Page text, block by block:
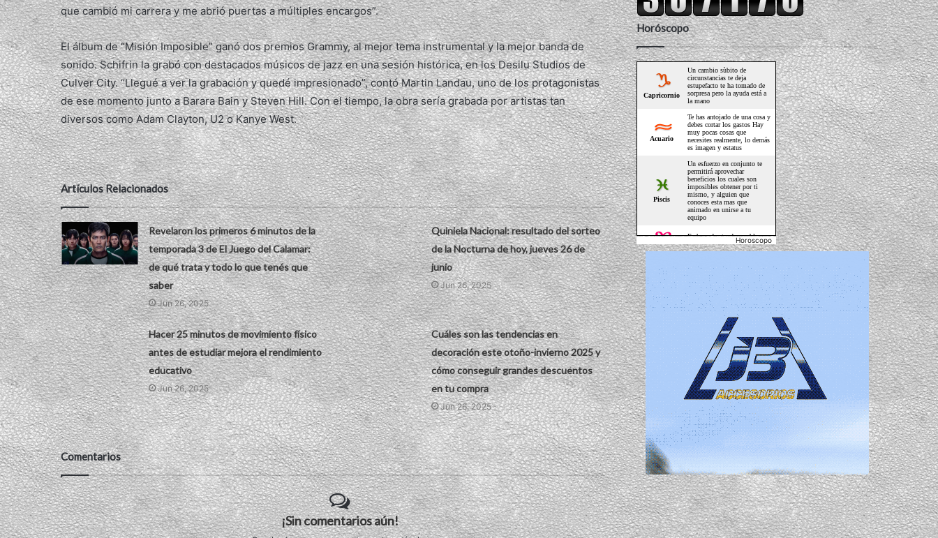
que cambió mi carrera y me abrió puertas a múltiples encargos”.
El álbum de “Misión Imposible” ganó dos premios Grammy, al mejor tema instrumental y la mejor banda de
sonido. Schifrin la grabó con destacados músicos de jazz en una sesión histórica, en los Desilu Studios de
Culver City. “Llegué a ver la grabación y quedé impresionado”, contó Martin Landau, uno de los protagonistas
de ese momento junto a Barara Bain y Steven Hill. Con el tiempo, la obra sería grabada por artistas tan
diversos como Adam Clayton, U2 o Kanye West.
Artículos Relacionados
Revelaron los primeros 6 minutos de la
temporada 3 de El Juego del Calamar:
de qué trata y todo lo que tenés que
saber
Jun 26, 2025
Quiniela Nacional: resultado del sorteo
de la Nocturna de hoy, jueves 26 de
junio
Jun 26, 2025
Hacer 25 minutos de movimiento físico
antes de estudiar mejora el rendimiento
educativo
Jun 26, 2025
Cuáles son las tendencias en
decoración este otoño-invierno 2025 y
cómo conseguir grandes descuentos
en tu compra
Jun 26, 2025
Comentarios
¡Sin comentarios aún!
Horóscopo
Horoscopo